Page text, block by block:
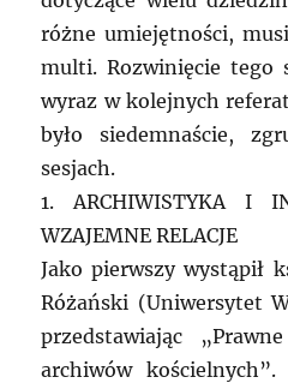
różne umiejętności,
multi. Rozwinięcie tego
wyraz w kolejnych
było siedemnaście,
sesjach.
1. ARCHIWISTYKA I
WZAJEMNE RELACJE
Jako pierwszy wystąpił
Różański (Uniwersytet
przedstawiając
archiwów kościelnych”.